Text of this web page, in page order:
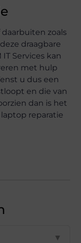
zoals
draagbare
Services kan
met hulp
u dus een
en die van
dan is het
reparatie
▼